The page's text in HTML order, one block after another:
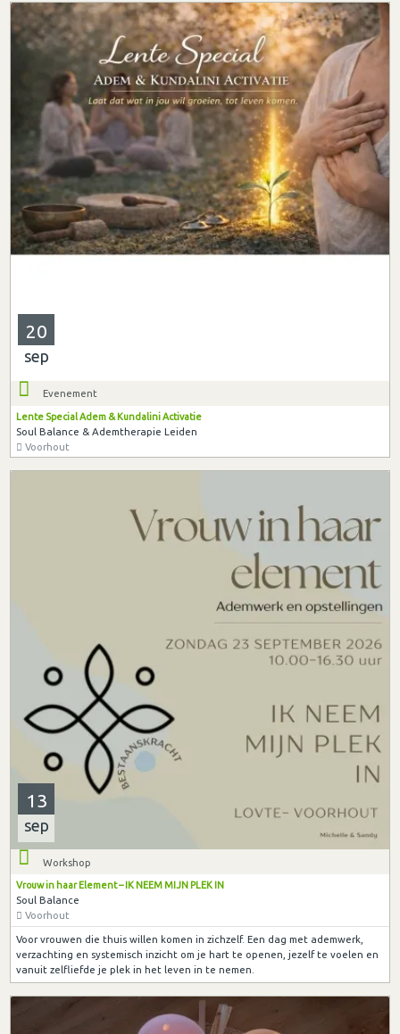
20
sep
Evenement
Lente Special Adem & Kundalini Activatie
Soul Balance & Ademtherapie Leiden
Voorhout
13
sep
Workshop
Vrouw in haar Element – IK NEEM MIJN PLEK IN
Soul Balance
Voorhout
Voor vrouwen die thuis willen komen in zichzelf. Een dag met ademwerk,
verzachting en systemisch inzicht om je hart te openen, jezelf te voelen en
vanuit zelfliefde je plek in het leven in te nemen.